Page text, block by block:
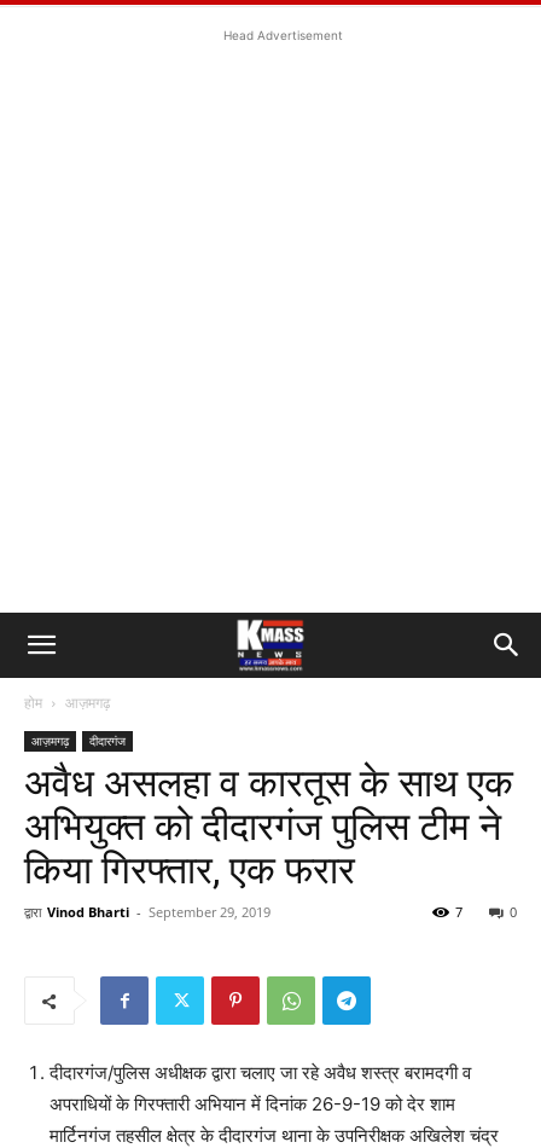
Head Advertisement
होम आज़मगढ़
आज़मगढ़ दीदारगंज
अवैध असलहा व कारतूस के साथ एक
अभियुक्त को दीदारगंज पुलिस टीम ने
किया गिरफ्तार, एक फरार
द्वारा Vinod Bharti - September 29, 2019 0
7
दीदारगंज/पुलिस अधीक्षक द्वारा चलाए जा रहे अवैध शस्त्र बरामदगी व
अपराधियों के गिरफ्तारी अभियान में दिनांक 26-9-19 को देर शाम
मार्टिनगंज तहसील क्षेत्र के दीदारगंज थाना के उपनिरीक्षक अखिलेश चंद्र